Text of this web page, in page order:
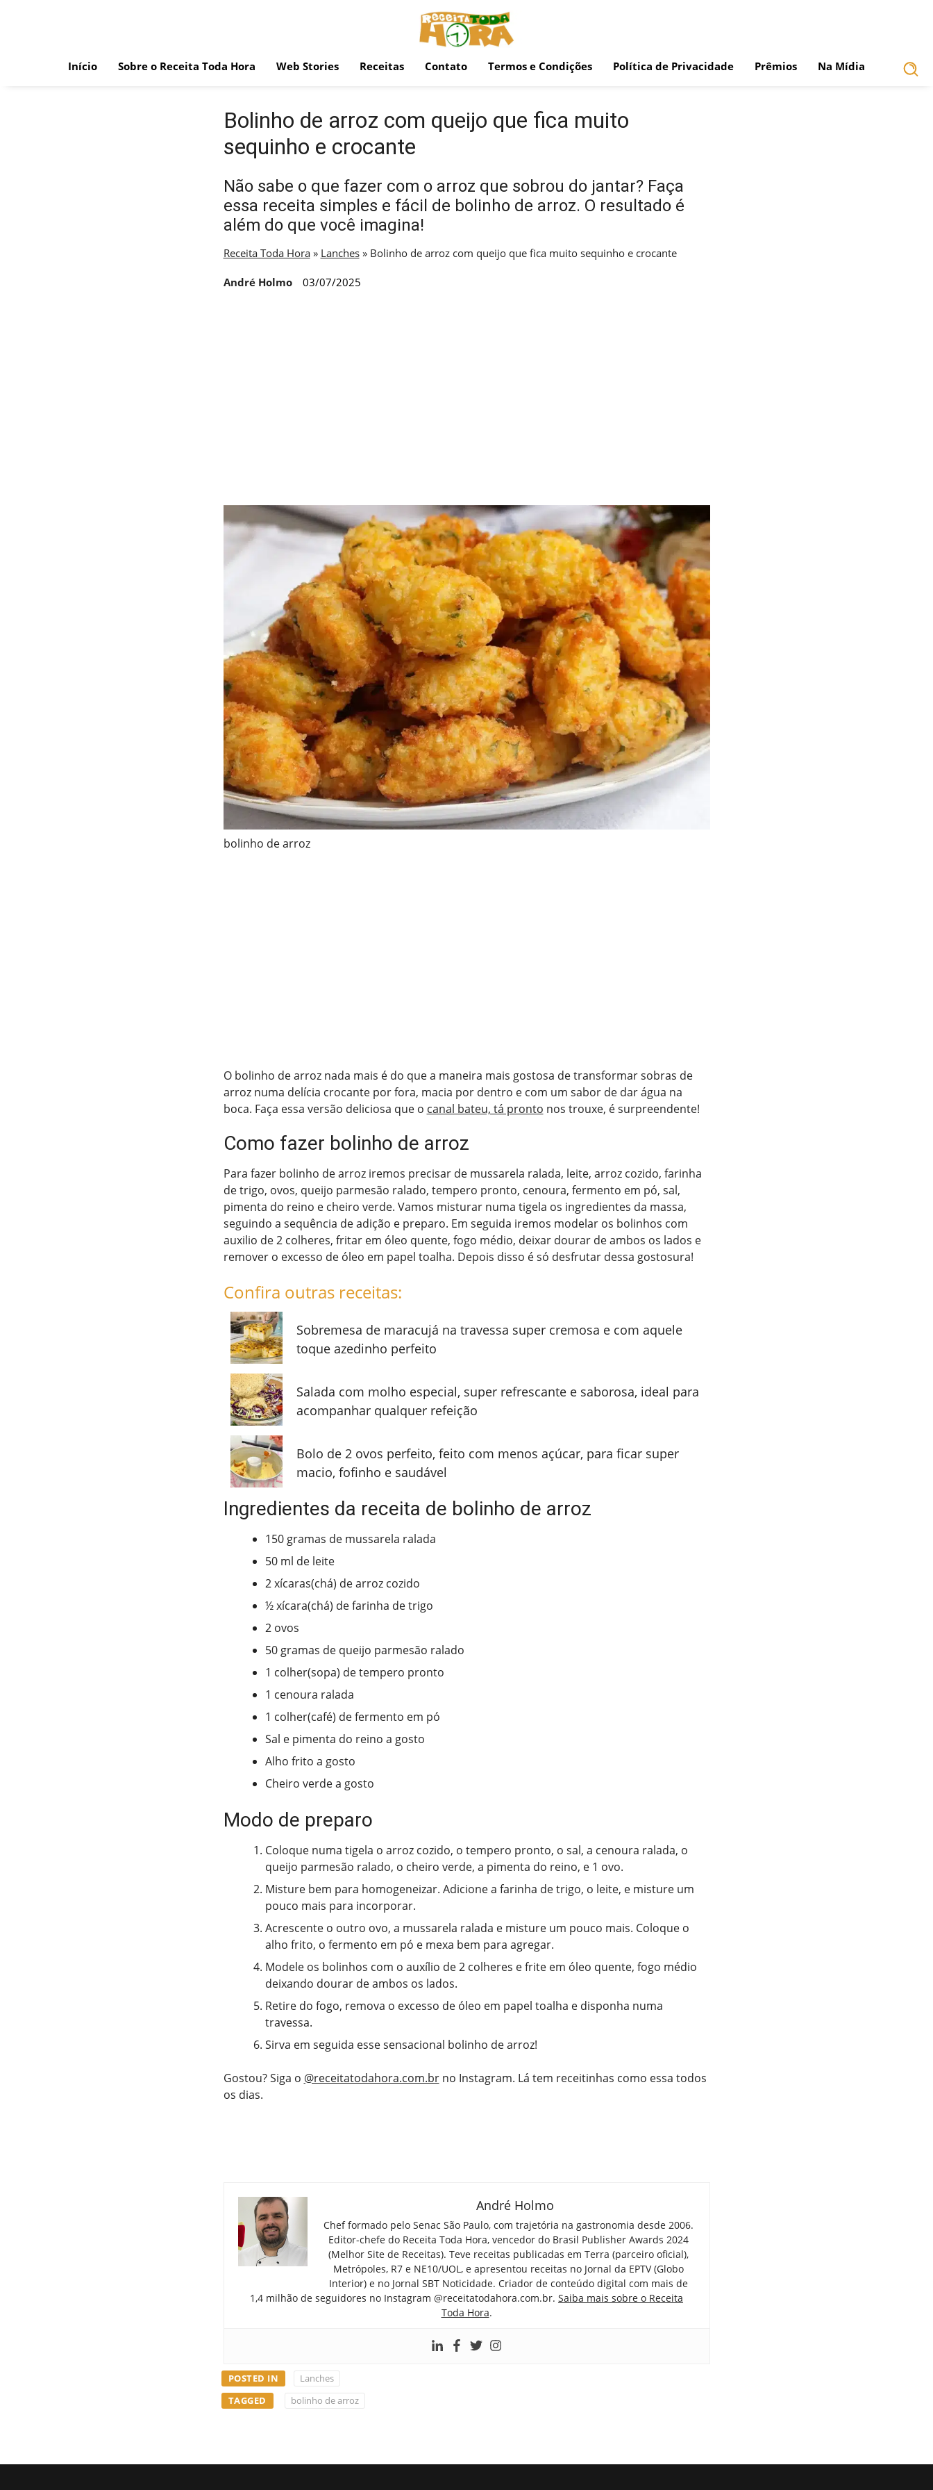
Início Sobre o Receita Toda Hora Web Stories Receitas Contato Termos e Condições Política de Privacidade Prêmios Na Mídia
Bolinho de arroz com queijo que fica muito
sequinho e crocante
Não sabe o que fazer com o arroz que sobrou do jantar? Faça
essa receita simples e fácil de bolinho de arroz. O resultado é
além do que você imagina!
Receita Toda Hora» Lanches» Bolinho de arroz com queijo que fica muito sequinho e crocante
André Holmo 03/07/2025
bolinho de arroz
O bolinho de arroz nada mais é do que a maneira mais gostosa de transformar sobras de
arroz numa delícia crocante por fora, macia por dentro e com um sabor de dar água na
boca. Faça essa versão deliciosa que o canal bateu, tá pronto nos trouxe, é surpreendente!
Como fazer bolinho de arroz
Para fazer bolinho de arroz iremos precisar de mussarela ralada, leite, arroz cozido, farinha
de trigo, ovos, queijo parmesão ralado, tempero pronto, cenoura, fermento em pó, sal,
pimenta do reino e cheiro verde. Vamos misturar numa tigela os ingredientes da massa,
seguindo a sequência de adição e preparo. Em seguida iremos modelar os bolinhos com
auxilio de 2 colheres, fritar em óleo quente, fogo médio, deixar dourar de ambos os lados e
remover o excesso de óleo em papel toalha. Depois disso é só desfrutar dessa gostosura!
Confira outras receitas:
Sobremesa de maracujá na travessa super cremosa e com aquele
toque azedinho perfeito
Salada com molho especial, super refrescante e saborosa, ideal para
acompanhar qualquer refeição
Bolo de 2 ovos perfeito, feito com menos açúcar, para ficar super
macio, fofinho e saudável
Ingredientes da receita de bolinho de arroz
150 gramas de mussarela ralada
50 ml de leite
2 xícaras(chá) de arroz cozido
½ xícara(chá) de farinha de trigo
2 ovos
50 gramas de queijo parmesão ralado
1 colher(sopa) de tempero pronto
1 cenoura ralada
1 colher(café) de fermento em pó
Sal e pimenta do reino a gosto
Alho frito a gosto
Cheiro verde a gosto
Modo de preparo
Coloque numa tigela o arroz cozido, o tempero pronto, o sal, a cenoura ralada, o
queijo parmesão ralado, o cheiro verde, a pimenta do reino, e 1 ovo.
Misture bem para homogeneizar. Adicione a farinha de trigo, o leite, e misture um
pouco mais para incorporar.
Acrescente o outro ovo, a mussarela ralada e misture um pouco mais. Coloque o
alho frito, o fermento em pó e mexa bem para agregar.
Modele os bolinhos com o auxílio de 2 colheres e frite em óleo quente, fogo médio
deixando dourar de ambos os lados.
Retire do fogo, remova o excesso de óleo em papel toalha e disponha numa
travessa.
Sirva em seguida esse sensacional bolinho de arroz!
Gostou? Siga o @receitatodahora.com.brno Instagram. Lá tem receitinhas como essa todos
os dias.
André Holmo
Chef formado pelo Senac São Paulo, com trajetória na gastronomia desde 2006.
Editor-chefe do Receita Toda Hora, vencedor do Brasil Publisher Awards 2024
(Melhor Site de Receitas). Teve receitas publicadas em Terra (parceiro oficial),
Metrópoles, R7 e NE10/UOL, e apresentou receitas no Jornal da EPTV (Globo
Interior) e no Jornal SBT Noticidade. Criador de conteúdo digital com mais de
1,4 milhão de seguidores no Instagram @receitatodahora.com.br. Saiba mais sobre o Receita
Toda Hora.
POSTED IN
Lanches
TAGGED
bolinho de arroz